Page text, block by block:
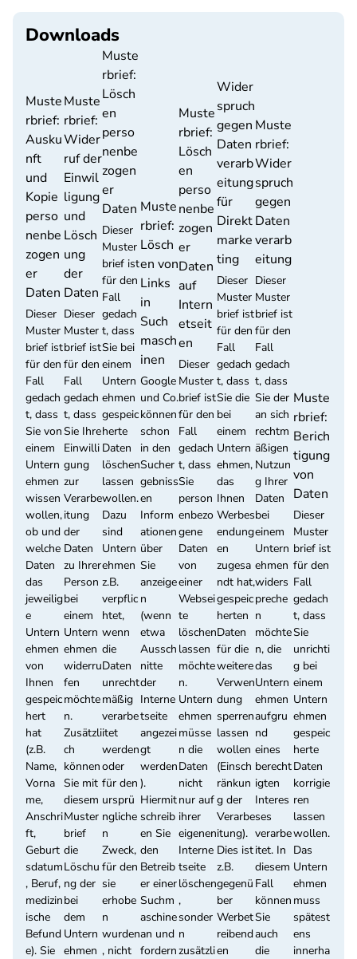
Downloads
Muste
rbrief:
Ausku
nft
und
Kopie
perso
nenbe
zogen
er
Daten
Dieser
Muster
brief ist
für den
Fall
gedach
t, dass
Sie von
einem
Untern
ehmen
wissen
wollen,
ob und
welche
Daten
das
jeweilig
e
Untern
ehmen
von
Ihnen
gespeic
hert
hat
(z.B.
Name,
Vorna
me,
Anschri
ft,
Geburt
sdatum
, Beruf,
medizin
ische
Befund
e). Sie
Muste
rbrief:
Wider
ruf der
Einwil
ligung
und
Lösch
ung
der
Daten
Dieser
Muster
brief ist
für den
Fall
gedach
t, dass
Sie Ihre
Einwilli
gung
zur
Verarbe
itung
der
Daten
zu Ihrer
Person
bei
einem
Untern
ehmen
widerru
fen
möchte
n.
Zusätzli
ch
können
Sie mit
diesem
Muster
brief
die
Löschu
ng der
bei
dem
Untern
ehmen
Muste
rbrief:
Lösch
en
perso
nenbe
zogen
er
Daten
Dieser
Muster
brief ist
für den
Fall
gedach
t, dass
Sie bei
einem
Untern
ehmen
gespeic
herte
Daten
löschen
lassen
wollen.
Dazu
sind
Untern
ehmen
z.B.
verpflic
htet,
wenn
die
Daten
unrecht
mäßig
verarbe
itet
werden
oder
für den
ursprü
ngliche
n
Zweck,
für den
sie
erhobe
n
wurden
, nicht
Muste
rbrief:
Lösch
en von
Links
in
Such
masch
inen
Google
und Co.
können
schon
in den
Sucher
gebniss
en
Inform
ationen
über
Sie
anzeige
n
(wenn
etwa
Aussch
nitte
der
Interne
tseite
angezei
gt
werden
).
Hiermit
schreib
en Sie
den
Betreib
er einer
Suchm
aschine
an und
fordern
Muste
rbrief:
Lösch
en
perso
nenbe
zogen
er
Daten
auf
Intern
etseit
en
Dieser
Muster
brief ist
für den
Fall
gedach
t, dass
Sie
person
enbezo
gene
Daten
von
einer
Websei
te
löschen
lassen
möchte
n.
Untern
ehmen
müsse
n die
Daten
nicht
nur auf
ihrer
eigenen
Interne
tseite
löschen
,
sonder
n
zusätzli
Wider
spruch
gegen
Daten
verarb
eitung
für
Direkt
marke
ting
Dieser
Muster
brief ist
für den
Fall
gedach
t, dass
Sie die
bei
einem
Untern
ehmen,
das
Ihnen
Werbes
endung
en
zugesa
ndt hat,
gespeic
herten
Daten
für die
weitere
Verwen
dung
sperren
lassen
wollen
(Einsch
ränkun
g der
Verarbe
itung).
Dies ist
z.B.
gegenü
ber
Werbet
reibend
en
Muste
rbrief:
Wider
spruch
gegen
Daten
verarb
eitung
Dieser
Muster
brief ist
für den
Fall
gedach
t, dass
Sie der
an sich
rechtm
äßigen
Nutzun
g Ihrer
Daten
bei
einem
Untern
ehmen
widers
preche
n
möchte
n, die
das
Untern
ehmen
aufgru
nd
eines
berecht
igten
Interes
ses
verarbe
itet. In
diesem
Fall
können
Sie
auch
die
Muste
rbrief:
Berich
tigung
von
Daten
Dieser
Muster
brief ist
für den
Fall
gedach
t, dass
Sie
unrichti
g bei
einem
Untern
ehmen
gespeic
herte
Daten
korrigie
ren
lassen
wollen.
Das
Untern
ehmen
muss
spätest
ens
innerha